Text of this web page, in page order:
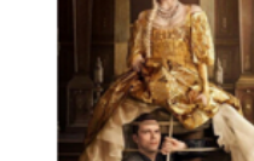
ასეთი მზე
მეცნიერებმა მზის
ყველაზე